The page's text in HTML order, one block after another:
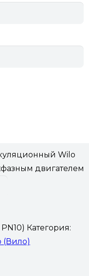
20 фланцевый с
Wilo
с
Wilo
двигателем
Категория:
(Вило)